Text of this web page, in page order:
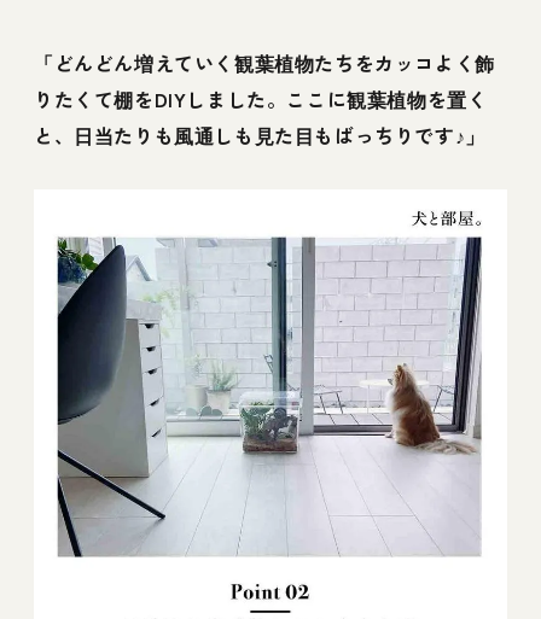
「どんどん増えていく観葉植物たちをカッコよく飾
りたくて棚をDIYしました。ここに観葉植物を置く
と、日当たりも風通しも見た目もばっちりです♪」